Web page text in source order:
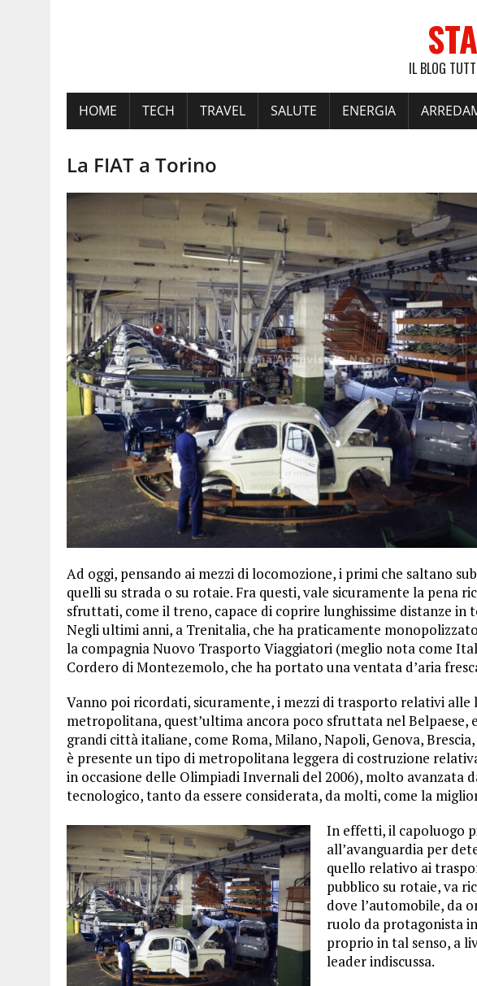
IL BLOG
HOME TECH TRAVEL SALUTE ENERGIA
La FIAT a Torino
Ad oggi, pensando ai mezzi di locomozione, i primi che saltano
quelli su strada o su rotaie. Fra questi, vale sicuramente la pena
sfruttati, come il treno, capace di coprire lunghissime distanze in
Negli ultimi anni, a Trenitalia, che ha praticamente
la compagnia Nuovo Trasporto Viaggiatori (meglio nota come
Cordero di Montezemolo, che ha portato una ventata d’aria
Vanno poi ricordati, sicuramente, i mezzi di trasporto relativi alle
metropolitana, quest’ultima ancora poco sfruttata nel Belpaese,
grandi città italiane, come Roma, Milano, Napoli, Genova,
è presente un tipo di metropolitana leggera di costruzione
in occasione delle Olimpiadi Invernali del 2006), molto avanzata
tecnologico, tanto da essere considerata, da molti, come la
In effetti, il capoluogo
all’avanguardia per
quello relativo ai
pubblico su rotaie, va
dove l’automobile, da
ruolo da protagonista
proprio in tal senso, a
leader indiscussa.